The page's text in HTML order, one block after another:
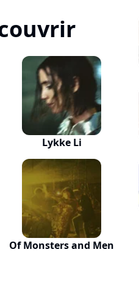
Lykke Li
Of Monsters and Men